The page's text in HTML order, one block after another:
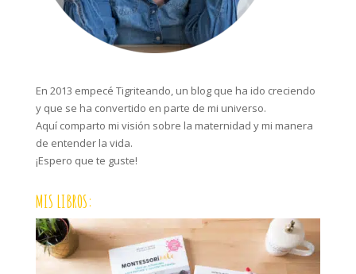
En 2013 empecé Tigriteando, un blog que ha ido creciendo
y que se ha convertido en parte de mi universo.
Aquí comparto mi visión sobre la maternidad y mi manera
de entender la vida.
¡Espero que te guste!
MIS LIBROS: